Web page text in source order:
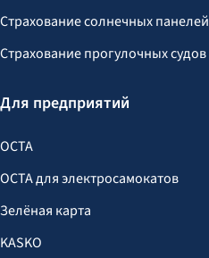
Страхование солнечных панелей
Страхование прогулочных судов
Для предприятий
OCTA
OCTA для электросамокатов
Зелёная карта
KASKO